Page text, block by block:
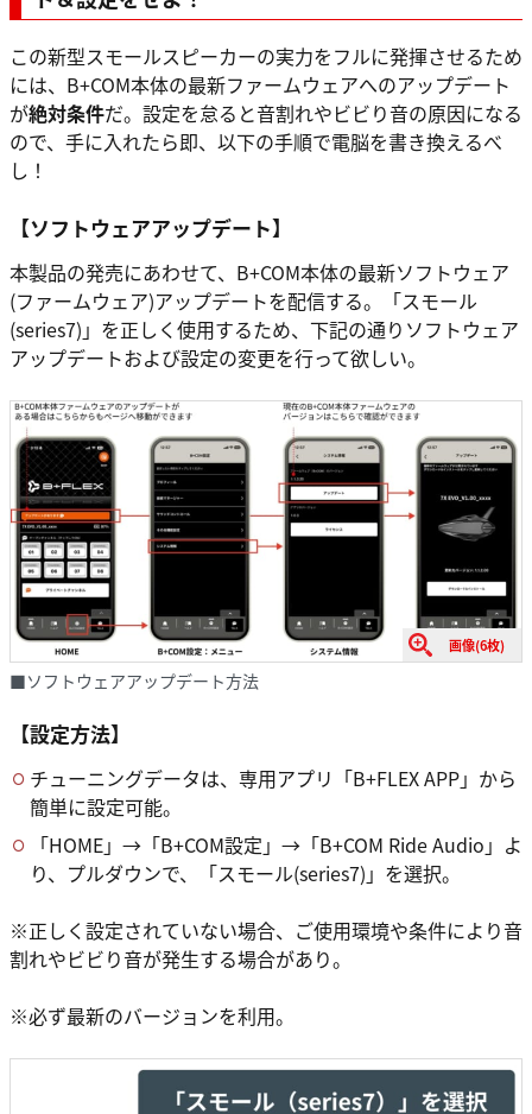
この新型スモールスピーカーの実力をフルに発揮させるため
には、B+COM本体の最新ファームウェアへのアップデート
が絶対条件だ。設定を怠ると音割れやビビり音の原因になる
ので、手に入れたら即、以下の手順で電脳を書き換えるべ
し！
【ソフトウェアアップデート】
本製品の発売にあわせて、B+COM本体の最新ソフトウェア
(ファームウェア)アップデートを配信する。「スモール
(series7)」を正しく使用するため、下記の通りソフトウェア
アップデートおよび設定の変更を行って欲しい。
画像(6枚)
■ソフトウェアアップデート方法
【設定方法】
チューニングデータは、専用アプリ「B+FLEX APP」から
簡単に設定可能。
「HOME」→「B+COM設定」→「B+COM Ride Audio」よ
り、プルダウンで、「スモール(series7)」を選択。
※正しく設定されていない場合、ご使用環境や条件により音
割れやビビり音が発生する場合があり。
※必ず最新のバージョンを利用。